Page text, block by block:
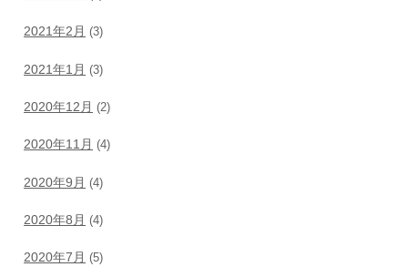
2021年2月 (3)
2021年1月 (3)
2020年12月 (2)
2020年11月 (4)
2020年9月 (4)
2020年8月 (4)
2020年7月 (5)